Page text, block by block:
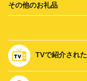
その他のお礼品
TVで紹介され